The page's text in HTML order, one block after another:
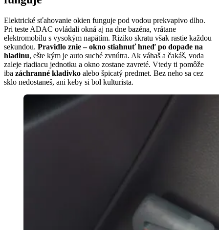
Elektrické sťahovanie okien funguje pod vodou prekvapivo dlho.
Pri teste ADAC ovládali okná aj na dne bazéna, vrátane
elektromobilu s vysokým napätím. Riziko skratu však rastie každou
sekundou. Pravidlo znie – okno stiahnuť hneď po dopade na
hladinu, ešte kým je auto suché zvnútra. Ak váhaš a čakáš, voda
zaleje riadiacu jednotku a okno zostane zavreté. Vtedy ti pomôže
iba záchranné kladivko alebo špicatý predmet. Bez neho sa cez
sklo nedostaneš, ani keby si bol kulturista.